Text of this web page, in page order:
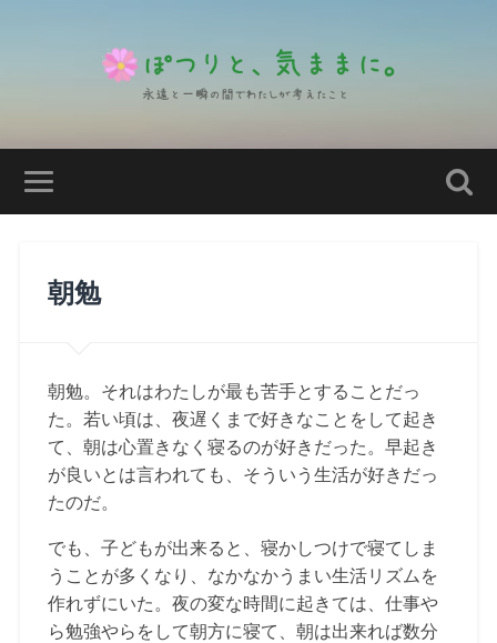
朝勉
朝勉。それはわたしが最も苦手とすることだっ
た。若い頃は、夜遅くまで好きなことをして起き
て、朝は心置きなく寝るのが好きだった。早起き
が良いとは言われても、そういう生活が好きだっ
たのだ。
でも、子どもが出来ると、寝かしつけで寝てしま
うことが多くなり、なかなかうまい生活リズムを
作れずにいた。夜の変な時間に起きては、仕事や
ら勉強やらをして朝方に寝て、朝は出来れば数分